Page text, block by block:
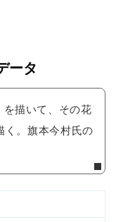
ータ
を描いて、その花
く。旗本今村氏の